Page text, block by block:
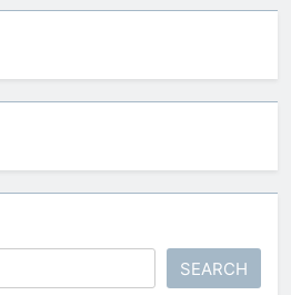
SEARCH